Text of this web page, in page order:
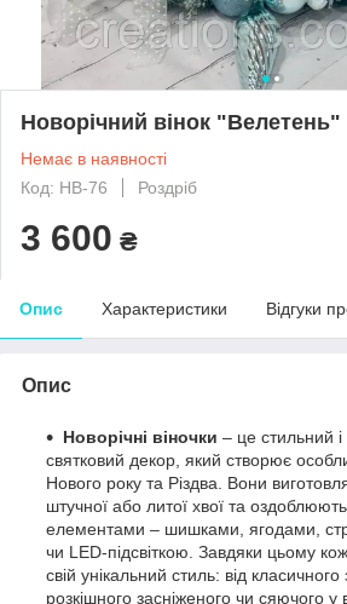
Новорічний вінок "Велетень"
Немає в наявності
Код: НВ-76
Роздріб
3 600 ₴
Опис Характеристики Відгуки
Опис
Новорічні віночки – це стильний
святковий декор, який створює
Нового року та Різдва. Вони
штучної або литої хвої та
елементами – шишками, ягодами,
чи LED-підсвіткою. Завдяки цьому
свій унікальний стиль: від
розкішного засніженого чи сяючого у